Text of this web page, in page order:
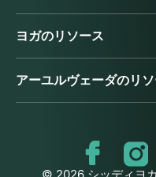
ヨガのリソース
アーユルヴェーダのリ